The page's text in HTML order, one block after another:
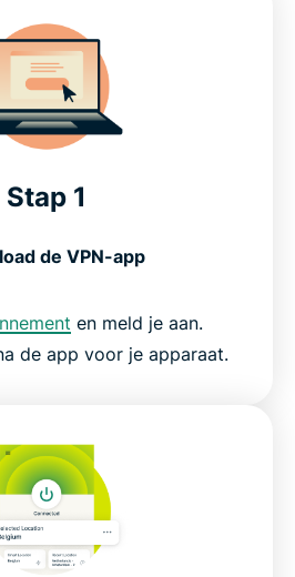
Stap 1
de VPN-app
en meld je aan.
de app voor je apparaat.